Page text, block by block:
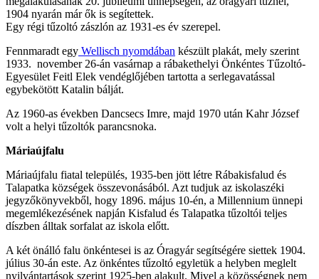
1904 nyarán már ők is segítettek.
Egy régi tűzoltó zászlón az 1931-es év szerepel.
Fennmaradt egy Wellisch nyomdában készült plakát, mely szerint
1933. november 26-án vasárnap a rábakethelyi Önkéntes Tűzoltó-
Egyesület Feitl Elek vendéglőjében tartotta a serlegavatással
egybekötött Katalin bálját.
Az 1960-as években Dancsecs Imre, majd 1970 után Kahr József
volt a helyi tűzoltók parancsnoka.
Máriaújfalu
Máriaújfalu fiatal település, 1935-ben jött létre Rábakisfalud és
Talapatka községek összevonásából. Azt tudjuk az iskolaszéki
jegyzőkönyvekből, hogy 1896. május 10-én, a Millennium ünnepi
megemlékezésének napján Kisfalud és Talapatka tűzoltói teljes
díszben álltak sorfalat az iskola előtt.
A két önálló falu önkéntesei is az Óragyár segítségére siettek 1904.
július 30-án este. Az önkéntes tűzoltó egyletük a helyben meglelt
nyilvántartások szerint 1925-ben alakult. Mivel a közösségnek nem